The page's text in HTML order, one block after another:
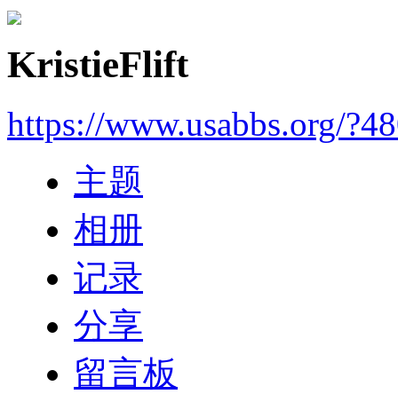
KristieFlift
https://www.usabbs.org/
主题
相册
记录
分享
留言板